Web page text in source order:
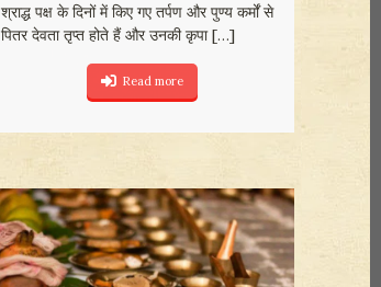
श्राद्ध पक्ष के दिनों में किए गए तर्पण और पुण्य कर्मों से
पितर देवता तृप्त होते हैं और उनकी कृपा[…]
Read more